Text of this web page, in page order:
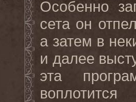
Особенно
сета он
а затем в
и далее
эта